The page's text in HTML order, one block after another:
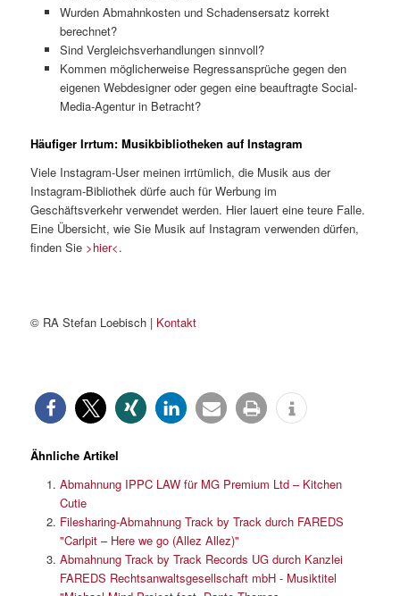
Wurden Abmahnkosten und Schadensersatz korrekt
berechnet?
Sind Vergleichsverhandlungen sinnvoll?
Kommen möglicherweise Regressansprüche gegen den
eigenen Webdesigner oder gegen eine beauftragte Social-
Media-Agentur in Betracht?
Häufiger Irrtum: Musikbibliotheken auf Instagram
Viele Instagram-User meinen irrtümlich, die Musik aus der
Instagram-Bibliothek dürfe auch für Werbung im
Geschäftsverkehr verwendet werden. Hier lauert eine teure Falle.
Eine Übersicht, wie Sie Musik auf Instagram verwenden dürfen,
finden Sie >hier<.
© RA Stefan Loebisch | Kontakt
Ähnliche Artikel
Abmahnung IPPC LAW für MG Premium Ltd – Kitchen
Cutie
Filesharing-Abmahnung Track by Track durch FAREDS
"Carlpit – Here we go (Allez Allez)"
Abmahnung Track by Track Records UG durch Kanzlei
FAREDS Rechtsanwaltsgesellschaft mbH - Musiktitel